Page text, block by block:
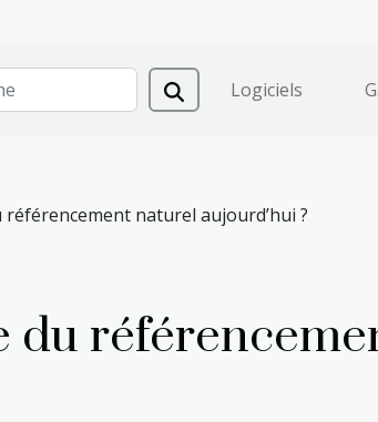
Logiciels
naturel aujourd’hui ?
du